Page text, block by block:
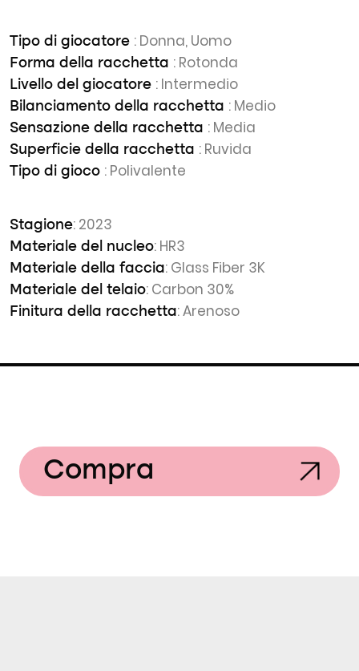
Tipo di giocatore : Donna, Uomo
Forma della racchetta : Rotonda
Livello del giocatore : Intermedio
Bilanciamento della racchetta : Medio
Sensazione della racchetta : Media
Superficie della racchetta : Ruvida
Tipo di gioco : Polivalente
Stagione: 2023
Materiale del nucleo: HR3
Materiale della faccia: Glass Fiber 3K
Materiale del telaio: Carbon 30%
Finitura della racchetta: Arenoso
Compra